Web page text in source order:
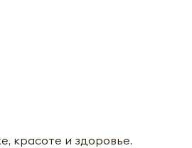
красоте и здоровье.